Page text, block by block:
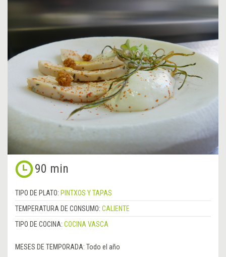
90 min
TIPO DE PLATO: PINTXOS Y TAPAS
TEMPERATURA DE CONSUMO: CALIENTE
TIPO DE COCINA: COCINA VASCA
MESES DE TEMPORADA: Todo el año